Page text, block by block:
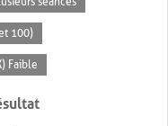
100)
Faible